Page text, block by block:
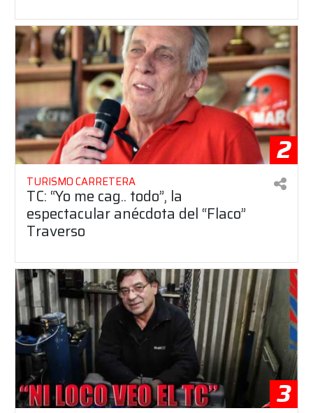
2
TURISMO CARRETERA
TC: “Yo me cag.. todo”, la
espectacular anécdota del “Flaco”
Traverso
3